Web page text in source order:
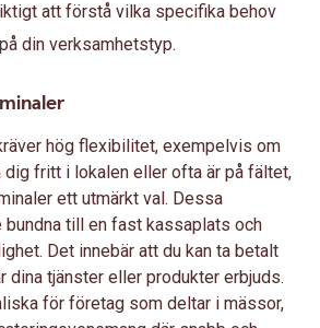
att förstå vilka specifika behov
din verksamhetstyp.
hög flexibilitet, exempelvis om
dig fritt i lokalen eller ofta är på fältet,
ett utmärkt val. Dessa
bundna till en fast kassaplats och
Det innebär att du kan ta betalt
dina tjänster eller produkter erbjuds.
för företag som deltar i mässor,